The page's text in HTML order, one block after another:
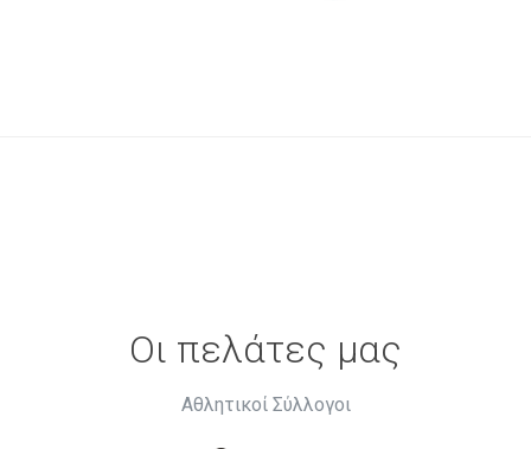
Οι πελάτες μας
Αθλητικοί Σύλλογοι